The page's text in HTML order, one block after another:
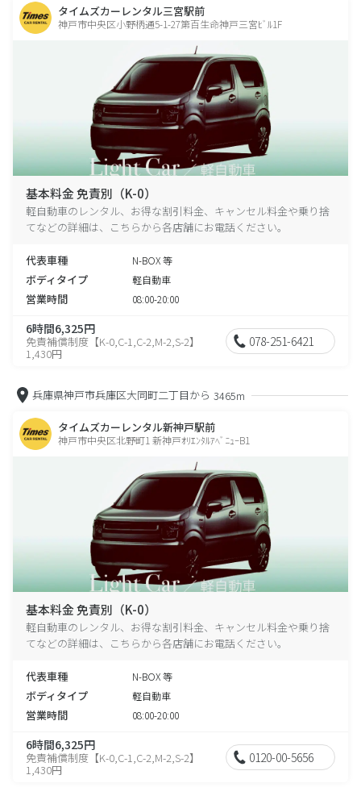
タイムズカーレンタル三宮駅前
神戸市中央区小野柄通5-1-27第百生命神戸三宮ﾋﾞﾙ1F
基本料金 免責別（K-0）
軽自動車のレンタル、お得な割引料金、キャンセル料金や乗り捨
てなどの詳細は、こちらから各店舗にお電話ください。
代表車種 N-BOX 等
ボディタイプ 軽自動車
営業時間 08:00-20:00
6時間6,325円
免責補償制度【K-0,C-1,C-2,M-2,S-2】
1,430円
078-251-6421
兵庫県神戸市兵庫区大同町二丁目から 3465m
タイムズカーレンタル新神戸駅前
神戸市中央区北野町1 新神戸ｵﾘｴﾝﾀﾙｱﾍﾞﾆｭｰB1
基本料金 免責別（K-0）
軽自動車のレンタル、お得な割引料金、キャンセル料金や乗り捨
てなどの詳細は、こちらから各店舗にお電話ください。
代表車種 N-BOX 等
ボディタイプ 軽自動車
営業時間 08:00-20:00
6時間6,325円
免責補償制度【K-0,C-1,C-2,M-2,S-2】
1,430円
0120-00-5656